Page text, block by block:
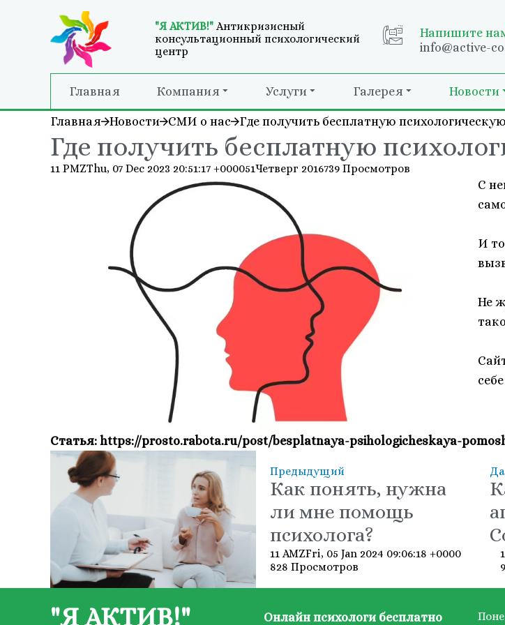
"Я АКТИВ!"Антикризисный
консультационный психологический
центр
Напишите
info@active-
Главная Компания Услуги Галерея Новости
Главная Новости СМИ о нас Где получить бесплатную
Где получить бесплатную
11 PMZThu, 07 Dec 2023 20:51:17 +000051Четверг 2016739 Просмотров
С
И
Не
Статья: https://prosto.rabota.ru/post/besplatnaya-psihologicheskaya-
Предыдущий
Как понять, нужна
ли мне помощь
психолога?
11 AMZFri, 05 Jan 2024 09:06:18
828 Просмотров
"Я АКТИВ!" Онлайн психологи бесплатно